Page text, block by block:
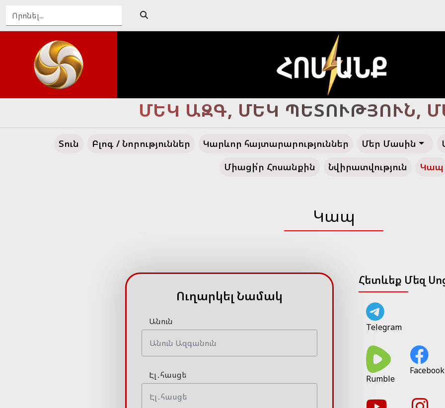
ԴԵՊԻ՛ ՄԵԾ ՀԱՅՔ, ԴԵՊԻ՛
Տուն Բլոգ / Նորություններ Կարևոր հայտարարություններ Մեր Մասին
Միացի՛ր Հոսանքին
Նվիրատվություն Կապ
Կապ
Ուղարկել Նամակ
Անուն
Էլ․հասցե
Հետևեք Մեզ
Telegram
Rumble
Facebook